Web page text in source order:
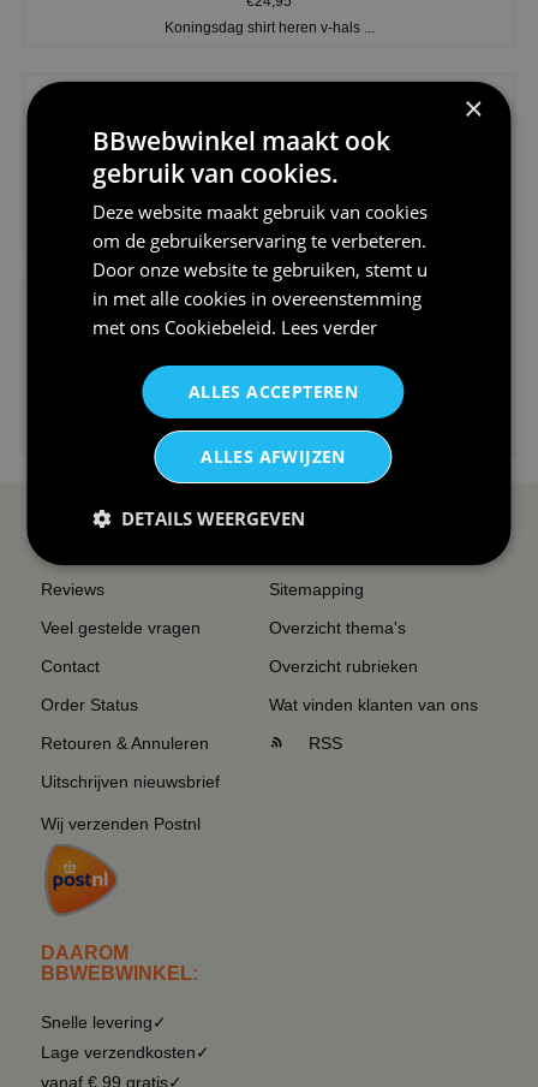
Koningsdag shirt heren v-hals ...
€24,95
V-hals shirt rood wit blauw st...
I love korfbal t-shirt sport s...
SERVICE EN INFO
Reviews
Veel gestelde vragen
Contact
Order Status
Retouren & Annuleren
Uitschrijven nieuwsbrief
Wij verzenden Postnl
DAAROM
BBWEBWINKEL:
Snelle levering✓
Lage verzendkosten✓
vanaf € 99 gratis✓
Sitemapping
Overzicht thema's
Overzicht rubrieken
Wat vinden klanten van ons
RSS
×
BBwebwinkel maakt ook
gebruik van cookies.
Deze website maakt gebruik van cookies
om de gebruikerservaring te verbeteren.
Door onze website te gebruiken, stemt u
in met alle cookies in overeenstemming
met ons Cookiebeleid. Lees verder
ALLES ACCEPTEREN
ALLES AFWIJZEN
DETAILS WEERGEVEN